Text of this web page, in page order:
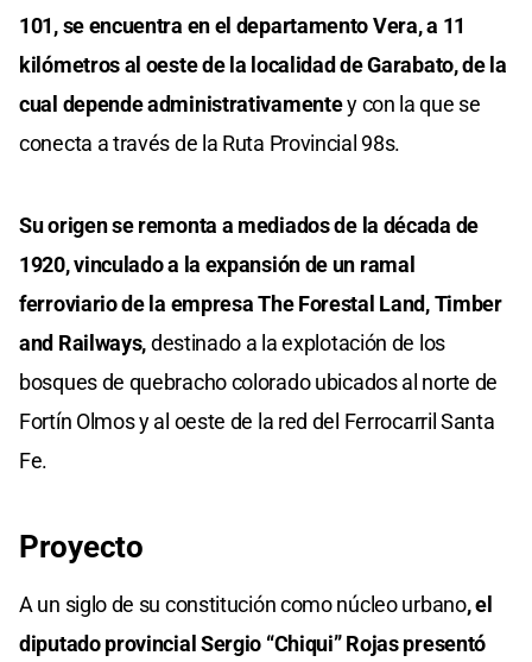
101, se encuentra en el departamento Vera, a 11
kilómetros al oeste de la localidad de Garabato, de la
cual depende administrativamentey con la que se
conecta a través de la Ruta Provincial 98s.
Su origen se remonta a mediados de la década de
1920, vinculado a la expansión de un ramal
ferroviario de la empresa The Forestal Land, Timber
and Railways,destinado a la explotación de los
bosques de quebracho colorado ubicados al norte de
Fortín Olmos y al oeste de la red del Ferrocarril Santa
Fe.
Proyecto
A un siglo de su constitución como núcleo urbano, el
diputado provincial Sergio “Chiqui” Rojas presentó